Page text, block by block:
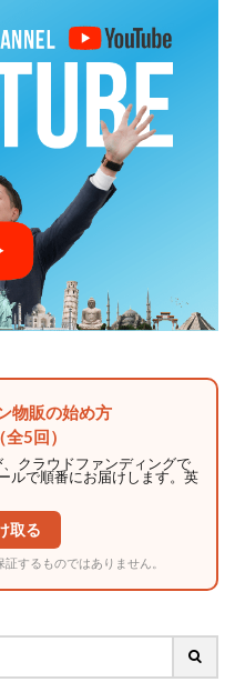
物販の始め方
5回）
クラウドファンディングで
ルで順番にお届けします。英
取る
するものではありません。